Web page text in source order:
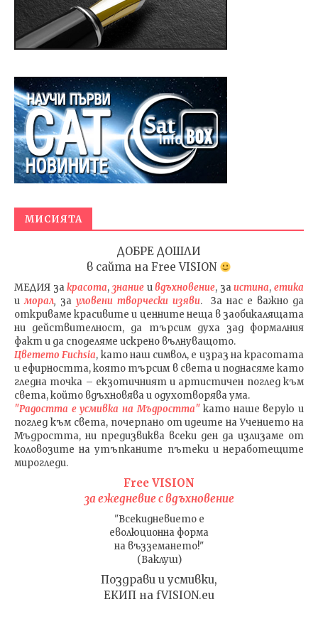
МИСИЯТА
ДОБРЕ ДОШЛИ
в сайта на Free VISION
МЕДИЯ закрасота, знаниеивдъхновение, заистина, етика
иморал, за уловени творчески изяви. За нас е важно да
откриваме красивите и ценните неща в заобикалящата
ни действителност, да търсим духа зад формалния
факт и да споделяме искрено вълнуващото.
Цветето Fuchsia, като наш символ, е израз на красотата
и ефирността, която търсим в света и поднасяме като
гледна точка – екзотичният и артистичен поглед към
света, който вдъхновява и одухотворява ума.
"Радостта е усмивка на Мъдростта"като наше верую и
поглед към света, почерпано от идеите на Учението на
Мъдростта, ни предизвиква всеки ден да излизаме от
коловозите на утъпканите пътеки и неработещите
мирогледи.
Free VISION
за ежедневие с вдъхновение
"Всекидневието е
еволюционна форма
на възземането!"
(Ваклуш)
Поздрави и усмивки,
ЕКИП на fVISION.eu